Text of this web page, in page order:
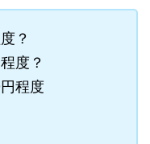
？
度？
程度